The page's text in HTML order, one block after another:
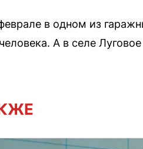
в одном из
А в селе